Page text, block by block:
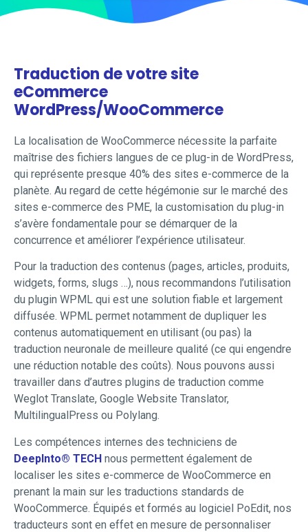
Traduction de votre site
eCommerce
WordPress/WooCommerce
La localisation de WooCommerce nécessite la parfaite
maîtrise des fichiers langues de ce plug-in de WordPress,
qui représente presque 40% des sites e-commerce de la
planète. Au regard de cette hégémonie sur le marché des
sites e-commerce des PME, la customisation du plug-in
s’avère fondamentale pour se démarquer de la
concurrence et améliorer l’expérience utilisateur.
Pour la traduction des contenus (pages, articles, produits,
widgets, forms, slugs …), nous recommandons l’utilisation
du plugin WPML qui est une solution fiable et largement
diffusée. WPML permet notamment de dupliquer les
contenus automatiquement en utilisant (ou pas) la
traduction neuronale de meilleure qualité (ce qui engendre
une réduction notable des coûts). Nous pouvons aussi
travailler dans d’autres plugins de traduction comme
Weglot Translate, Google Website Translator,
MultilingualPress ou Polylang.
Les compétences internes des techniciens de
DeepInto® TECH nous permettent également de
localiser les sites e-commerce de WooCommerce en
prenant la main sur les traductions standards de
WooCommerce. Équipés et formés au logiciel PoEdit, nos
traducteurs sont en effet en mesure de personnaliser